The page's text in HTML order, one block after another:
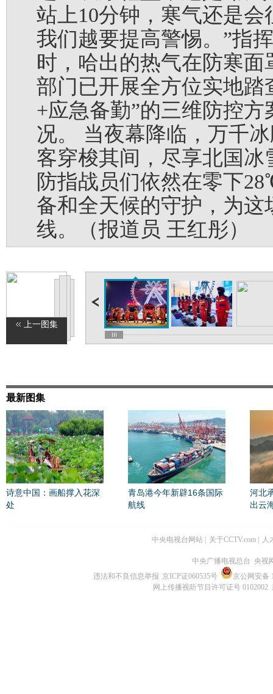
站上10分钟，寒气还是
我们越要提高警惕。”指
时，哈出的热气在防寒
部门已开展全方位实地踏
+应急备勤”的三维防控
况。 当夜幕降临，万千
客穿梭其间，尽享北国
防指战员们依然在零下
备和全天候的守护，为
线。（报道员 王红彤）
上一图集
最新图集
诗意中国：画船撑入花深
处
青岛港今年新辟16条国际
航线
河北
出云
中央电视台网站 关于CCTV.com 人
中央广播电视总台 央视
违法和不良信息举报 京ICP证060535号
京公网安备
网上传播视听节目许可证号 0102002